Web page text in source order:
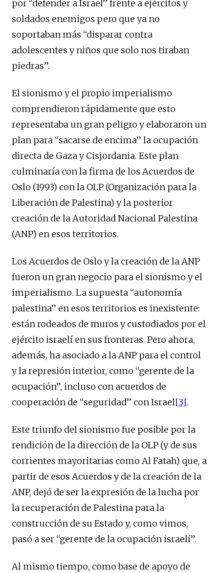
por “defender a Israel” frente a ejércitos y
soldados enemigos pero que ya no
soportaban más “disparar contra
adolescentes y niños que solo nos tiraban
piedras”.
El sionismo y el propio imperialismo
comprendieron rápidamente que esto
representaba un gran peligro y elaboraron un
plan para “sacarse de encima” la ocupación
directa de Gaza y Cisjordania. Este plan
culminaría con la firma de los Acuerdos de
Oslo (1993) con la OLP (Organización para la
Liberación de Palestina) y la posterior
creación de la Autoridad Nacional Palestina
(ANP) en esos territorios.
Los Acuerdos de Oslo y la creación de la ANP
fueron un gran negocio para el sionismo y el
imperialismo. La supuesta “autonomía
palestina” en esos territorios es inexistente:
están rodeados de muros y custodiados por el
ejército israelí en sus fronteras. Pero ahora,
además, ha asociado a la ANP para el control
y la represión interior, como “gerente de la
ocupación”, incluso con acuerdos de
cooperación de “seguridad” con Israel[3].
Este triunfo del sionismo fue posible por la
rendición de la dirección de la OLP (y de sus
corrientes mayoritarias como Al Fatah) que, a
partir de esos Acuerdos y de la creación de la
ANP, dejó de ser la expresión de la lucha por
la recuperación de Palestina para la
construcción de su Estado y, como vimos,
pasó a ser “gerente de la ocupación israelí”.
Al mismo tiempo, como base de apoyo de